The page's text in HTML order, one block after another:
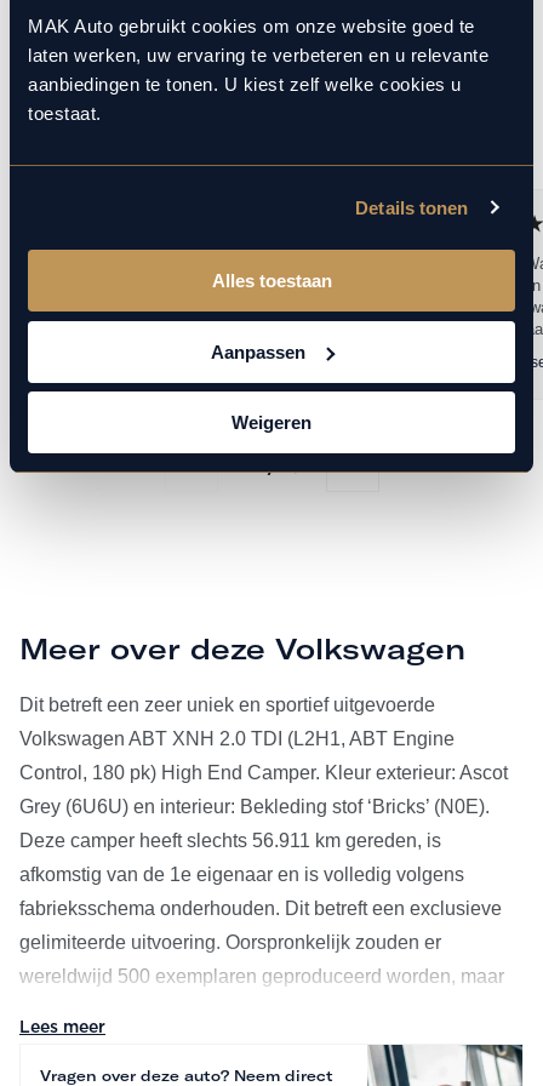
MAK Auto gebruikt cookies om onze website goed te
laten werken, uw ervaring te verbeteren en u relevante
aanbiedingen te tonen. U kiest zelf welke cookies u
toestaat.
Details tonen
Alles toestaan
Aanpassen
Weigeren
Wat onze klanten zeggen
Google Reviews
of my car. Very friendly and customer orientated
19 maart 2026
Top bedrijf
- Service
dikke 10 -
dikke 10
Ramon
1 10
Meer over deze Volkswagen
Dit betreft een zeer uniek en sportief uitgevoerde
Volkswagen ABT XNH 2.0 TDI (L2H1, ABT Engine
Control, 180 pk) High End Camper. Kleur exterieur: Ascot
Grey (6U6U) en interieur: Bekleding stof ‘Bricks’ (N0E).
Deze camper heeft slechts 56.911 km gereden, is
afkomstig van de 1e eigenaar en is volledig volgens
fabrieksschema onderhouden. Dit betreft een exclusieve
gelimiteerde uitvoering. Oorspronkelijk zouden er
wereldwijd 500 exemplaren geproduceerd worden, maar
voertuigen betreft dit bovendien één van slechts 22 High
End-uitvoeringen. Uiteraard is alle documentatie
Lees meer
Vragen over deze auto? Neem direct